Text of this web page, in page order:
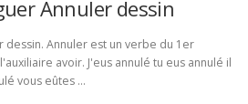
Annuler dessin
dessin. Annuler est un verbe du 1er
avoir. J'eus annulé tu eus annulé il
vous eûtes …